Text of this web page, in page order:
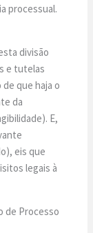
processual.
divisão
e tutelas
que haja o
da
E,
eis que
legais à
de Processo